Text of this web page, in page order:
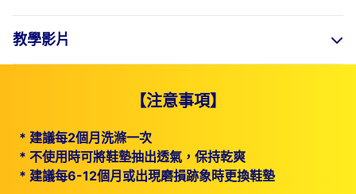
教學影片
【注意事項】
* 建議每2個月洗滌一次
* 不使用時可將鞋墊抽出透氣，保持乾爽
* 建議每6-12個月或出現磨損跡象時更換鞋墊